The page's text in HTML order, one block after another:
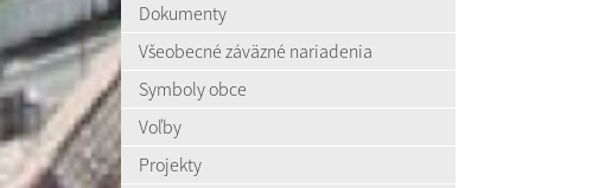
Dokumenty
Všeobecné záväzné nariadenia
Symboly obce
Voľby
Projekty